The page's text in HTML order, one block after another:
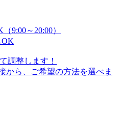
9:00～20:00）
OK
調整します！
から、ご希望の方法を選べま